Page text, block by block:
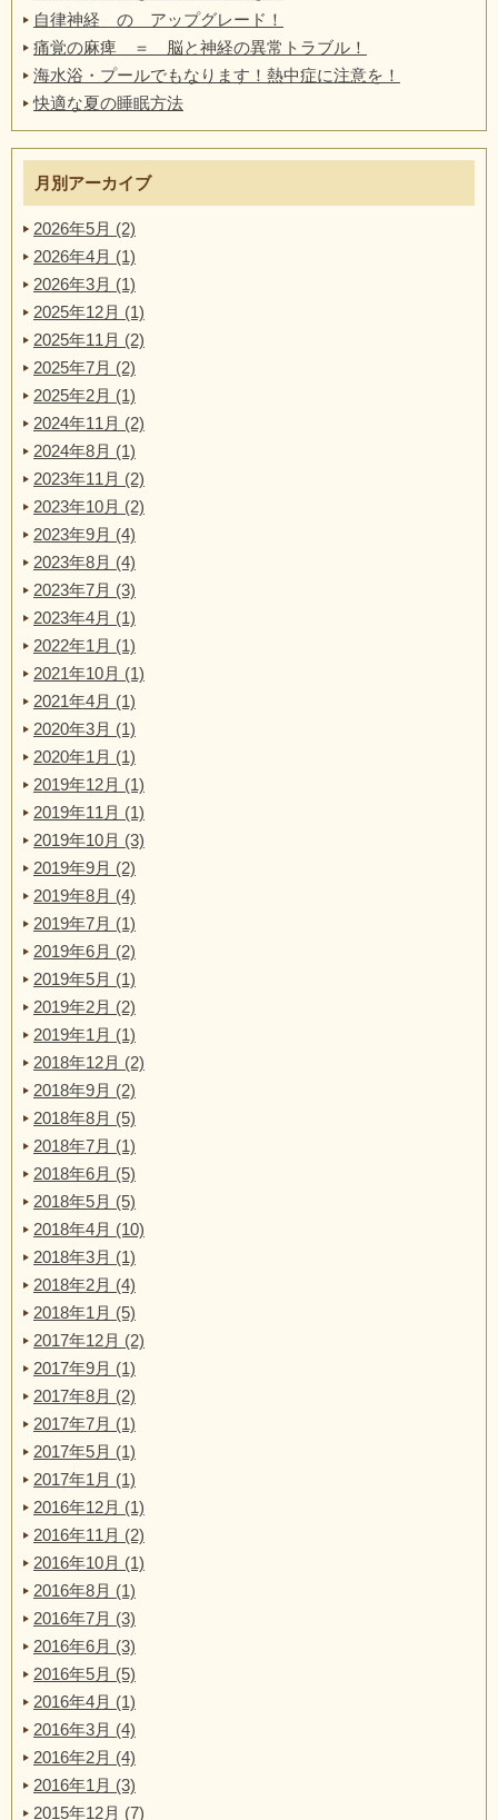
自律神経 の アップグレード！
痛覚の麻痺 ＝ 脳と神経の異常トラブル！
海水浴・プールでもなります！熱中症に注意を！
快適な夏の睡眠方法
月別アーカイブ
2026年5月 (2)
2026年4月 (1)
2026年3月 (1)
2025年12月 (1)
2025年11月 (2)
2025年7月 (2)
2025年2月 (1)
2024年11月 (2)
2024年8月 (1)
2023年11月 (2)
2023年10月 (2)
2023年9月 (4)
2023年8月 (4)
2023年7月 (3)
2023年4月 (1)
2022年1月 (1)
2021年10月 (1)
2021年4月 (1)
2020年3月 (1)
2020年1月 (1)
2019年12月 (1)
2019年11月 (1)
2019年10月 (3)
2019年9月 (2)
2019年8月 (4)
2019年7月 (1)
2019年6月 (2)
2019年5月 (1)
2019年2月 (2)
2019年1月 (1)
2018年12月 (2)
2018年9月 (2)
2018年8月 (5)
2018年7月 (1)
2018年6月 (5)
2018年5月 (5)
2018年4月 (10)
2018年3月 (1)
2018年2月 (4)
2018年1月 (5)
2017年12月 (2)
2017年9月 (1)
2017年8月 (2)
2017年7月 (1)
2017年5月 (1)
2017年1月 (1)
2016年12月 (1)
2016年11月 (2)
2016年10月 (1)
2016年8月 (1)
2016年7月 (3)
2016年6月 (3)
2016年5月 (5)
2016年4月 (1)
2016年3月 (4)
2016年2月 (4)
2016年1月 (3)
2015年12月 (7)